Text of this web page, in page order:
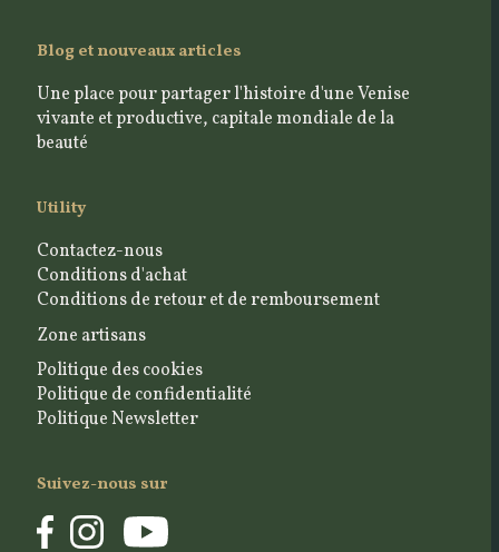
Blog et nouveaux articles
Une place pour partager l'histoire d'une Venise
vivante et productive, capitale mondiale de la
beauté
Utility
Contactez-nous
Conditions d'achat
Conditions de retour et de remboursement
Zone artisans
Politique des cookies
Politique de confidentialité
Politique Newsletter
Suivez-nous sur